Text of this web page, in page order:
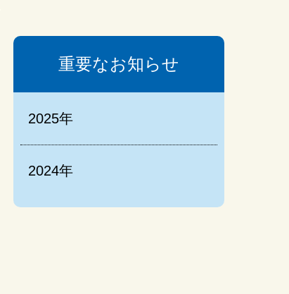
ンターンシップ
大型紙芝居・絵本
重要なお知らせ
2025年
2024年